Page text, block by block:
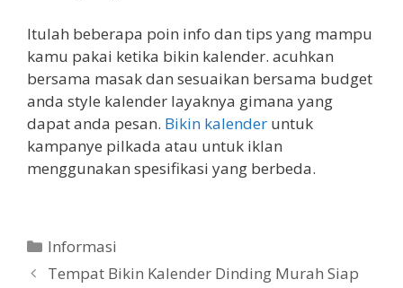
Itulah beberapa poin info dan tips yang mampu
kamu pakai ketika bikin kalender. acuhkan
bersama masak dan sesuaikan bersama budget
anda style kalender layaknya gimana yang
dapat anda pesan. Bikin kalender untuk
kampanye pilkada atau untuk iklan
menggunakan spesifikasi yang berbeda.
Categories
Informasi
Tempat Bikin Kalender Dinding Murah Siap